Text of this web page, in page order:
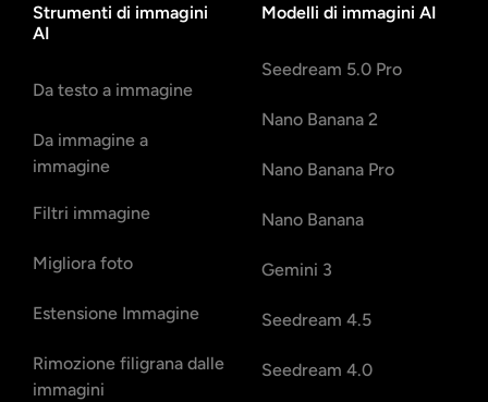
Strumenti di immagini
AI
Da testo a immagine
Da immagine a
immagine
Filtri immagine
Migliora foto
Estensione Immagine
Rimozione filigrana dalle
immagini
Modelli di immagini AI
Seedream 5.0 Pro
Nano Banana 2
Nano Banana Pro
Nano Banana
Gemini 3
Seedream 4.5
Seedream 4.0